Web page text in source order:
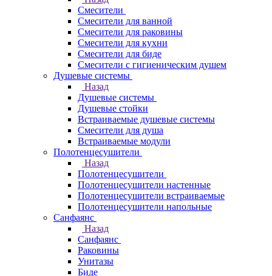
Смесители
Смесители для ванной
Смесители для раковины
Смесители для кухни
Смесители для биде
Смесители с гигиеническим душем
Душевые системы
Назад
Душевые системы
Душевые стойки
Встраиваемые душевые системы
Смесители для душа
Встраиваемые модули
Полотенцесушители
Назад
Полотенцесушители
Полотенцесушители настенные
Полотенцесушители встраиваемые
Полотенцесушители напольные
Санфаянс
Назад
Санфаянс
Раковины
Унитазы
Биде